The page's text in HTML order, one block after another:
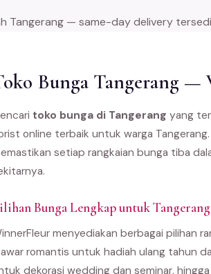
Tangerang — same-day delivery
Bunga Tangerang —
toko bunga di Tangerang yang
online terbaik untuk warga
setiap rangkaian bunga tiba
Bunga Lengkap untuk Tangerang
menyediakan berbagai pilihan
romantis untuk hadiah ulang tahun
dekorasi wedding dan seminar,